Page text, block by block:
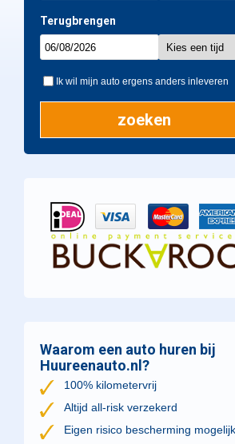
Terugbrengen
Ik wil mijn auto ergens anders inleveren
Waarom een auto huren bij
Huureenauto.nl?
100% kilometervrij
Altijd all-risk verzekerd
Eigen risico bescherming mogelijk